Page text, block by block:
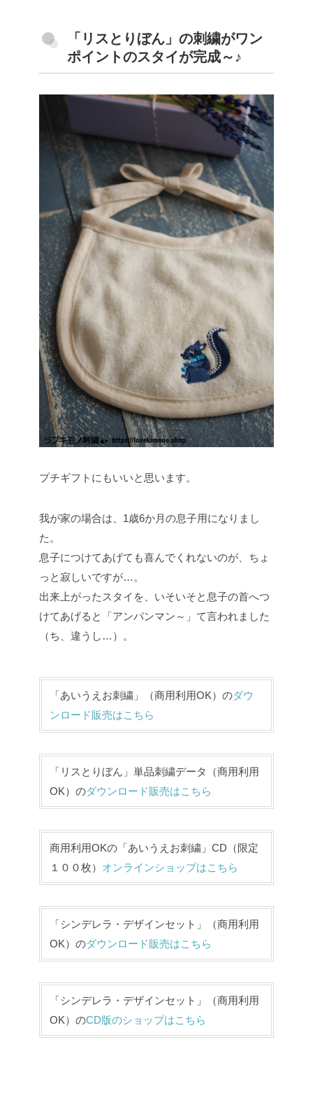
「リスとりぼん」の刺繍がワン
ポイントのスタイが完成～♪
プチギフトにもいいと思います。
我が家の場合は、1歳6か月の息子用になりまし
た。
息子につけてあげても喜んでくれないのが、ちょ
っと寂しいですが…。
出来上がったスタイを、いそいそと息子の首へつ
けてあげると「アンパンマン～」て言われました
（ち、違うし…）。
「あいうえお刺繍」（商用利用OK）のダウ
ンロード販売はこちら
「リスとりぼん」単品刺繍データ（商用利用
OK）のダウンロード販売はこちら
商用利用OKの「あいうえお刺繍」CD（限定
１００枚） オンラインショップはこちら
「シンデレラ・デザインセット」（商用利用
OK）のダウンロード販売はこちら
「シンデレラ・デザインセット」（商用利用
OK）のCD版のショップはこちら